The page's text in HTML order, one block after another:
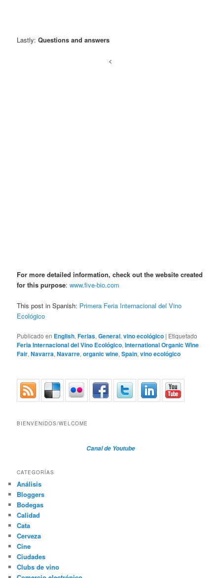
Lastly:Questions and answers
<
For more detailed information, check out the website created
for this purpose:www.five-bio.com
This post in Spanish: Primera Feria Internacional del Vino
Ecológico
Publicado en English,Ferias,General,vino ecológico | Etiquetado
Feria Internacional del Vino Ecológico,International Organic Wine
Fair,Navarra,Navarre,organic wine,Spain,vino ecológico
BIENVENIDOS/WELCOME
Canal de Youtube
CATEGORÍAS
Análisis
Bloggers
Bodegas
Calidad
Cata
Cerveza
Cine
Ciudades
Clubs de vino